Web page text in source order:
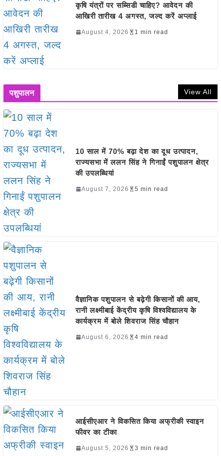
कृषि यंत्रों पर सब्सिडी चाहिए? आवेदन की
आखिरी तारीख 4 अगस्त, जल्द करें अप्लाई
August 4, 2026 1 min read
पशुपालन View All
10 साल में 70% बढ़ा देश का दूध उत्पादन,
राज्यसभा में ललन सिंह ने गिनाईं पशुपालन क्षेत्र
की उपलब्धियां
August 7, 2026 5 min read
वैज्ञानिक पशुपालन से बढ़ेगी किसानों की आय,
रानी लक्ष्मीबाई केंद्रीय कृषि विश्वविद्यालय के
कार्यक्रम में बोले शिवराज सिंह चौहान
August 6, 2026 4 min read
आईसीएआर ने विकसित किया अफ्रीकी स्वाइन
फीवर का टीका
August 5, 2026 3 min read